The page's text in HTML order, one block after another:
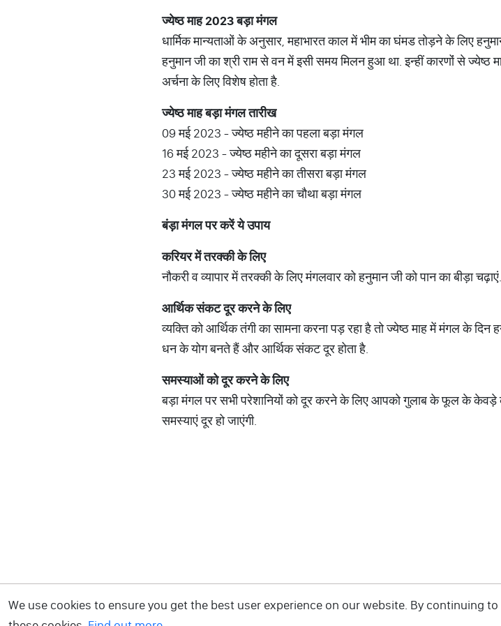
ज्येष्ठमाह2023बड़ामंगल
धार्मिक मान्यताओं के अनुसार, महाभारत काल में भीम का घंमड तोड़ने के लिए
हनुमान जी का श्री राम से वन में इसी समय मिलन हुआ था. इन्हीं कारणोंं से
अर्चना के लिए विशेष होता है.
ज्येष्ठमाहबड़ामंगलतारीख
09 मई 2023 - ज्येष्ठ महीने का पहला बड़ा मंगल
16 मई 2023 - ज्येष्ठ महीने का दूसरा बड़ा मंगल
23 मई 2023 - ज्येष्ठ महीने का तीसरा बड़ा मंगल
30 मई 2023 - ज्येष्ठ महीने का चौथा बड़ा मंगल
बंड़ामंगलपरकरेंयेउपाय
करियरमेंतरक्कीकेलिए
नौकरी व व्यापार में तरक्की के लिए मंगलवार को हनुमान जी को पान का बीड़ा
आर्थिकसंकटदूरकरनेकेलिए
व्यक्ति को आर्थिक तंगी का सामना करना पड़ रहा है तो ज्येष्ठ माह में मंगल के
धन के योग बनते हैं और आर्थिक संकट दूर होता है.
समस्याओंकोदूरकरनेकेलिए
बड़ा मंगल पर सभी परेशानियों को दूर करने के लिए आपको गुलाब के फूल के केवड़े
समस्याएं दूर हो जाएंगी.
We use cookies to ensure you get the best user experience on our website. By continuing